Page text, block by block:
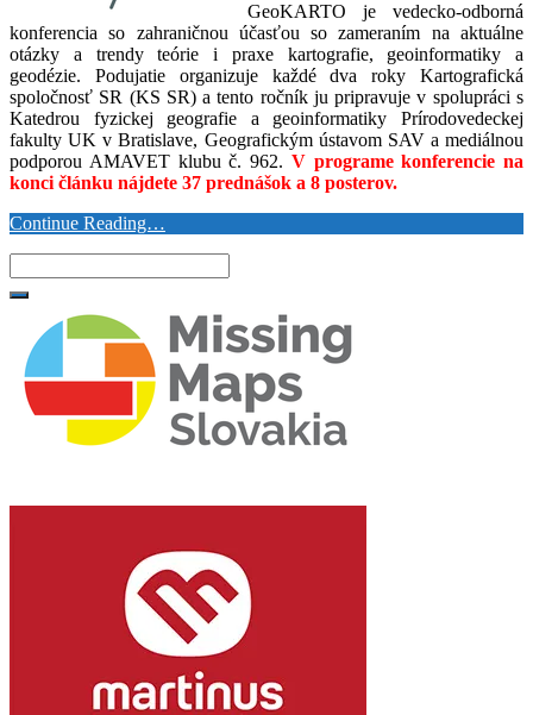
GeoKARTO je vedecko-odborná
konferencia so zahraničnou účasťou so zameraním na aktuálne
otázky a trendy teórie i praxe kartografie, geoinformatiky a
geodézie. Podujatie organizuje každé dva roky Kartografická
spoločnosť SR (KS SR) a tento ročník ju pripravuje v spolupráci s
Katedrou fyzickej geografie a geoinformatiky Prírodovedeckej
fakulty UK v Bratislave, Geografickým ústavom SAV a mediálnou
podporou AMAVET klubu č. 962. V programe konferencie na
konci článku nájdete 37 prednášok a 8 posterov.
Continue Reading…
for: